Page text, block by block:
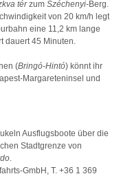
térzum Széchenyi-Berg.
von 20 km/h legt
eine 11,2 km lange
dauert 45 Minuten.
(Bringó-Hintó) könnt ihr
Margareteninsel und
Ausflugsboote über die
Stadtgrenze von
.
GmbH, T. +36 1 369